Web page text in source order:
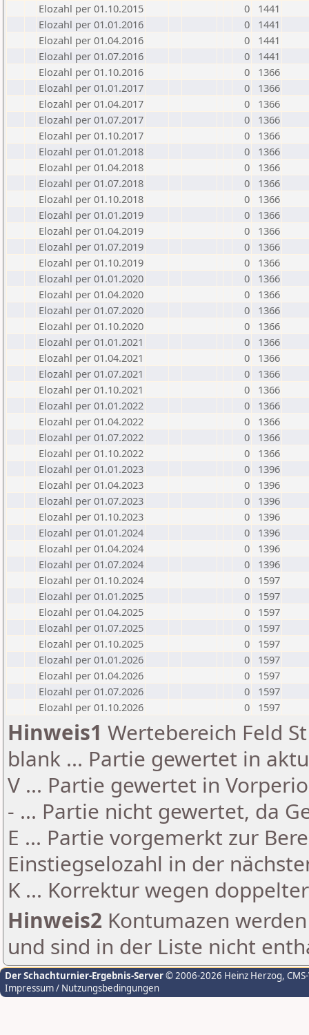
Elozahl per 01.10.2015
0
1441
Elozahl per 01.01.2016
0
1441
Elozahl per 01.04.2016
0
1441
Elozahl per 01.07.2016
0
1441
Elozahl per 01.10.2016
0
1366
Elozahl per 01.01.2017
0
1366
Elozahl per 01.04.2017
0
1366
Elozahl per 01.07.2017
0
1366
Elozahl per 01.10.2017
0
1366
Elozahl per 01.01.2018
0
1366
Elozahl per 01.04.2018
0
1366
Elozahl per 01.07.2018
0
1366
Elozahl per 01.10.2018
0
1366
Elozahl per 01.01.2019
0
1366
Elozahl per 01.04.2019
0
1366
Elozahl per 01.07.2019
0
1366
Elozahl per 01.10.2019
0
1366
Elozahl per 01.01.2020
0
1366
Elozahl per 01.04.2020
0
1366
Elozahl per 01.07.2020
0
1366
Elozahl per 01.10.2020
0
1366
Elozahl per 01.01.2021
0
1366
Elozahl per 01.04.2021
0
1366
Elozahl per 01.07.2021
0
1366
Elozahl per 01.10.2021
0
1366
Elozahl per 01.01.2022
0
1366
Elozahl per 01.04.2022
0
1366
Elozahl per 01.07.2022
0
1366
Elozahl per 01.10.2022
0
1366
Elozahl per 01.01.2023
0
1396
Elozahl per 01.04.2023
0
1396
Elozahl per 01.07.2023
0
1396
Elozahl per 01.10.2023
0
1396
Elozahl per 01.01.2024
0
1396
Elozahl per 01.04.2024
0
1396
Elozahl per 01.07.2024
0
1396
Elozahl per 01.10.2024
0
1597
Elozahl per 01.01.2025
0
1597
Elozahl per 01.04.2025
0
1597
Elozahl per 01.07.2025
0
1597
Elozahl per 01.10.2025
0
1597
Elozahl per 01.01.2026
0
1597
Elozahl per 01.04.2026
0
1597
Elozahl per 01.07.2026
0
1597
Elozahl per 01.10.2026
0 1597
Hinweis1 Wertebereich Feld
blank ... Partie gewertet in
V ... Partie gewertet in
- ... Partie nicht gewertet, da
E ... Partie vorgemerkt zur
Einstiegselozahl in der
K ... Korrektur wegen
Hinweis2 Kontumazen
und sind in der Liste nicht
Der Schachturnier-Ergebnis-Server© 2006-2026 Heinz Herzog,
Impressum / Nutzungsbedingungen